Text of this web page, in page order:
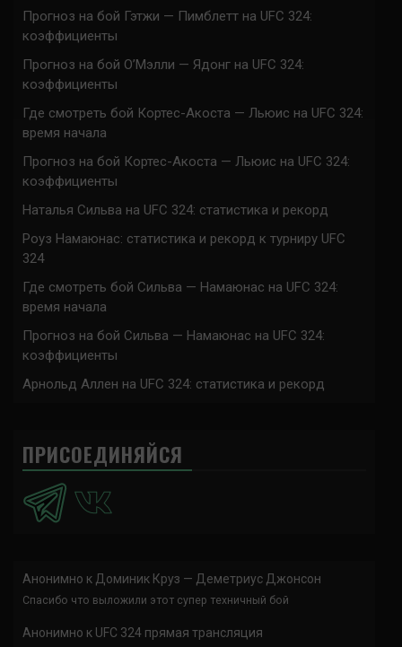
Прогноз на бой Гэтжи — Пимблетт на UFC 324:
коэффициенты
Прогноз на бой О’Мэлли — Ядонг на UFC 324:
коэффициенты
Где смотреть бой Кортес-Акоста — Льюис на UFC 324:
время начала
Прогноз на бой Кортес-Акоста — Льюис на UFC 324:
коэффициенты
Наталья Сильва на UFC 324: статистика и рекорд
Роуз Намаюнас: статистика и рекорд к турниру UFC
324
Где смотреть бой Сильва — Намаюнас на UFC 324:
время начала
Прогноз на бой Сильва — Намаюнас на UFC 324:
коэффициенты
Арнольд Аллен на UFC 324: статистика и рекорд
ПРИСОЕДИНЯЙСЯ
Анонимно к Доминик Круз — Деметриус Джонсон
Спасибо что выложили этот супер техничный бой
Анонимно к UFC 324 прямая трансляция